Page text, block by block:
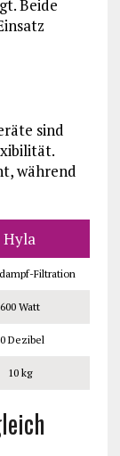
Beide
sind
während
Hyla
Filtration
600 Watt
Dezibel
10 kg